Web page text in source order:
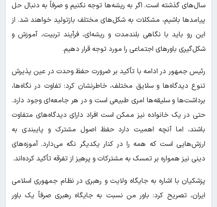
سال‌های گذشته است. اگر به ریشه‌ها توجه نکنیم و صرفاً به دنبال حل
پیامدها باشیم، مشکلات به شکل‌های مختلف بازتولید خواهند شد. از
این رو باید با نگاهی بلندمدت و ریشه‌ای، فرآیند تربیت، آموزش و
شکل‌گیری باورهای اجتماعی را مورد توجه قرار دهیم.
رئیس جمهور در ادامه با تأکید بر ضرورت حفظ وحدت در عین پذیرش
تنوع دیدگاه‌ها و سلایق مختلف، خاطرنشان کرد: تفاوت در نگاه‌ها،
برداشت‌ها و سلیقه‌ها امری طبیعی است و در هر جامعه‌ای وجود دارد.
حتی در یک خانواده نیز ممکن است افراد دارای دیدگاه‌های متفاوت
باشند، اما آنچه اهمیت دارد حفظ اصول مشترک و پایبندی به
ارزش‌هایی است که همه را در کنار یکدیگر نگه می‌دارد. آموزه‌های
دینی نیز همواره بر تمسک به مشترکات و پرهیز از تفرقه تأکید کرده‌اند.
پزشکیان با اشاره به جایگاه ولایت و رهبری در نظام جمهوری اسلامی
ایران، تصریح کرد: باور من نسبت به جایگاه رهبری صرفاً یک باور